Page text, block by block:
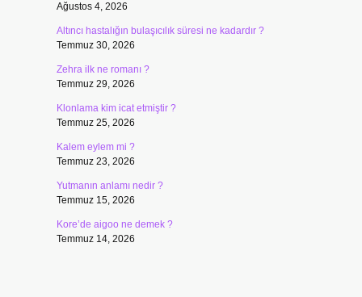
Ağustos 4, 2026
Altıncı hastalığın bulaşıcılık süresi ne kadardır ?
Temmuz 30, 2026
Zehra ilk ne romanı ?
Temmuz 29, 2026
Klonlama kim icat etmiştir ?
Temmuz 25, 2026
Kalem eylem mi ?
Temmuz 23, 2026
Yutmanın anlamı nedir ?
Temmuz 15, 2026
Kore’de aigoo ne demek ?
Temmuz 14, 2026